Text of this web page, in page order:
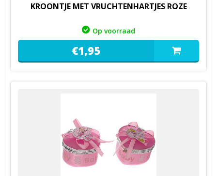
KROONTJE MET VRUCHTENHARTJES ROZE
Op voorraad
€1,95